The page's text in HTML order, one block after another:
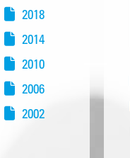
2018
2014
2010
2006
2002